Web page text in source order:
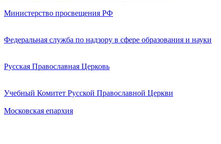
Министерство просвещения РФ
Федеральная служба по надзору в сфере образования и науки
Русская Православная Церковь
Учебный Комитет Русской Православной Церкви
Московская епархия